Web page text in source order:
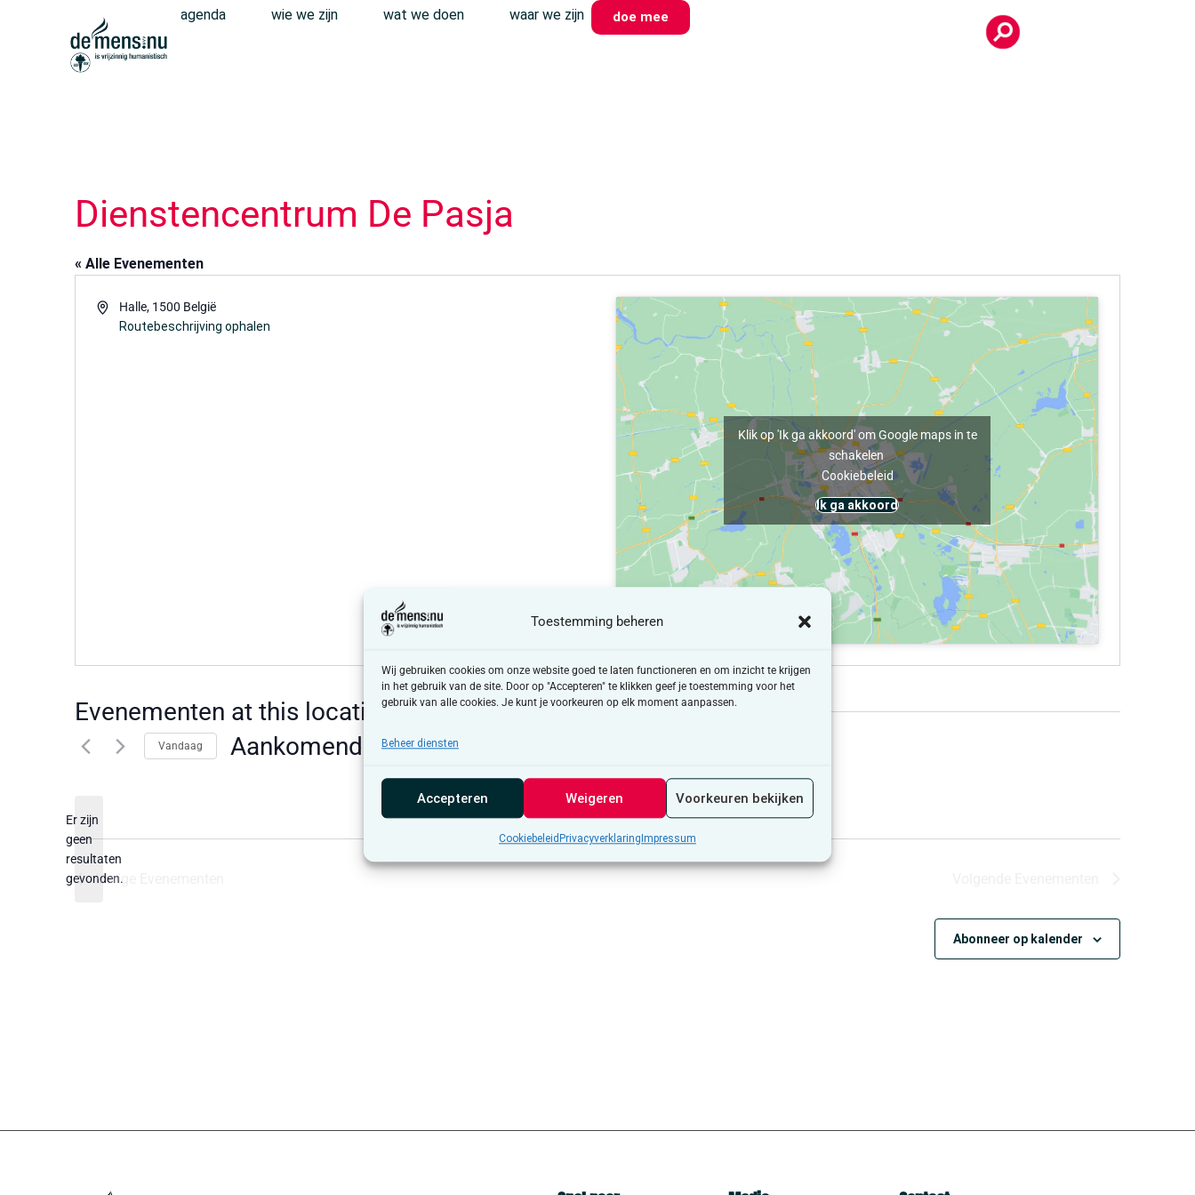
Toestemming beheren
Wij gebruiken cookies om onze website goed te laten functioneren en om inzicht te krijgen
in het gebruik van de site. Door op "Accepteren" te klikken geef je toestemming voor het
gebruik van alle cookies. Je kunt je voorkeuren op elk moment aanpassen.
Beheer diensten
Accepteren Weigeren Voorkeuren bekijken
Cookiebeleid Privacyverklaring Impressum
agenda wie we zijn wat we doen waar we zijn doe mee
Dienstencentrum De Pasja
« Alle Evenementen
AdresHalle, 1500 België
Routebeschrijving ophalen
Klik op 'Ik ga akkoord' om Google maps in te
schakelen
Cookiebeleid
Ik ga akkoord
Evenementen at this locatie
Bericht
Er zijn
geen
resultaten
gevonden.
Vandaag Aankomende
Vorige
Abonneer op kalender